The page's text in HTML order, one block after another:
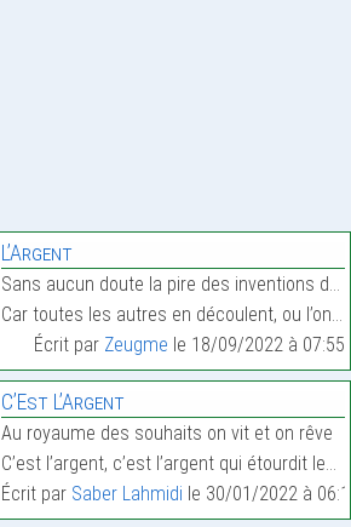
L’Argent
Sans aucun doute la pire des inventions de l’homme
Car toutes les autres en découlent, ou l’ont crois…
Écrit par Zeugme le 18/09/2022 à 07:55
C’Est L’Argent
Au royaume des souhaits on vit et on rêve
C’est l’argent, c’est l’argent qui étourdit les ge…
Écrit par Saber Lahmidi le 30/01/2022 à